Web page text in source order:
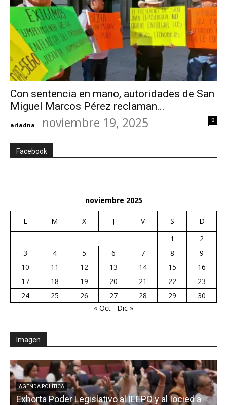
Con sentencia en mano, autoridades de San
Miguel Marcos Pérez reclaman...
ariadna - noviembre 19, 2025 0
Facebook
noviembre 2025
L M X J V S
D
1
2
3
4 5 6 7 8
9
10
11 12 13 14 15
16
17
18 19 20 21 22
23
24
25 26 27 28 29
30
« Oct
Dic »
Imagen
AGENDA POLÍTICA
Exhorta Poder Legislativo al IEEPO y al Iocied a